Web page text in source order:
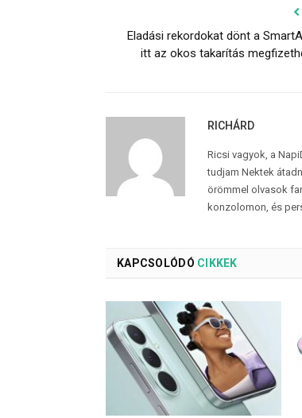
Eladási rekordokat dönt a
itt az okos takarítás
RICHÁRD
Ricsi vagyok, a
tudjam Nektek
örömmel olvasok
konzolomon, és
KAPCSOLÓDÓ CIKKEK